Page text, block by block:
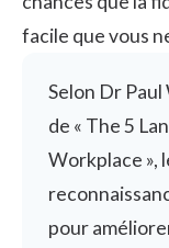
facile que vous
Selon Dr
de « The 5
Workplace »,
pour